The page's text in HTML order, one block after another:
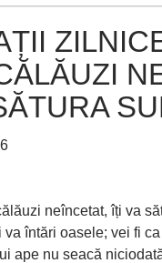
neîncetat, îți va
va întări oasele; vei fi
ape nu seacă